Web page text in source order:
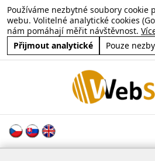
Používáme nezbytné soubory cookie
webu. Volitelné analytické cookies
nám pomáhají měřit návštěvnost.
Přijmout analytické
Pouze